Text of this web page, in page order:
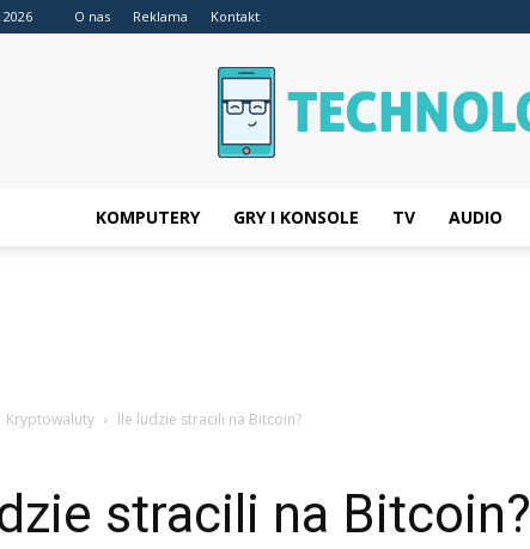
O nas Reklama Kontakt
KOMPUTERY GRY I KONSOLE TV AUDIO
Kryptowaluty Ile ludzie stracili na Bitcoin?
stracili na Bitcoin?